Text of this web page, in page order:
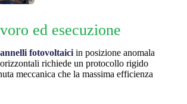
ed esecuzione
fotovoltaiciin posizione anomala
richiede un protocollo rigido
meccanica che la massima efficienza